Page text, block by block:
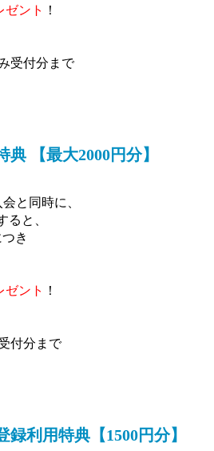
ゼント
！
受付分まで
【最大2000円分】
と同時に、
ると、
き
ゼント
！
付分まで
録利用特典【1500円分】